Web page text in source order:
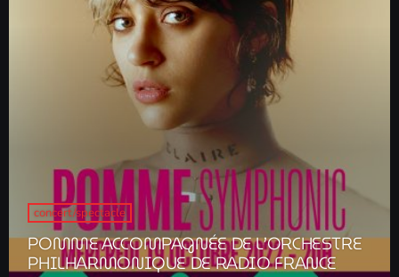
concert/spectacle
POMME ACCOMPAGNÉE DE L’ORCHESTRE
PHILHARMONIQUE DE RADIO FRANCE